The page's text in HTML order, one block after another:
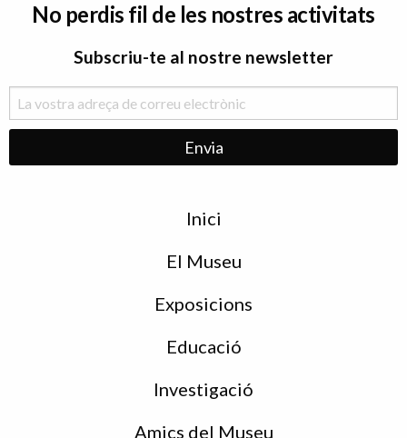
No perdis fil de les nostres activitats
Subscriu-te al nostre newsletter
Inici
El Museu
Exposicions
Educació
Investigació
Amics del Museu